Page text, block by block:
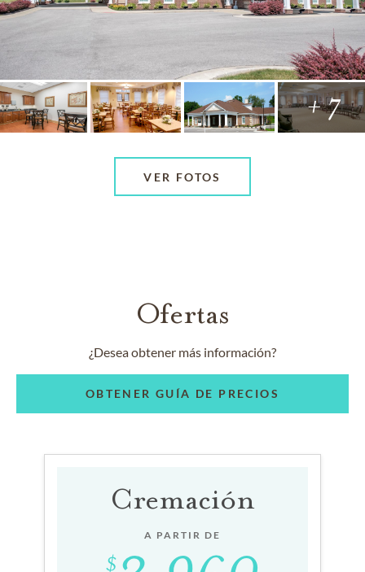
+ 7
VER FOTOS
Ofertas
¿Desea obtener más información?
OBTENER GUÍA DE PRECIOS
Cremación
A PARTIR DE